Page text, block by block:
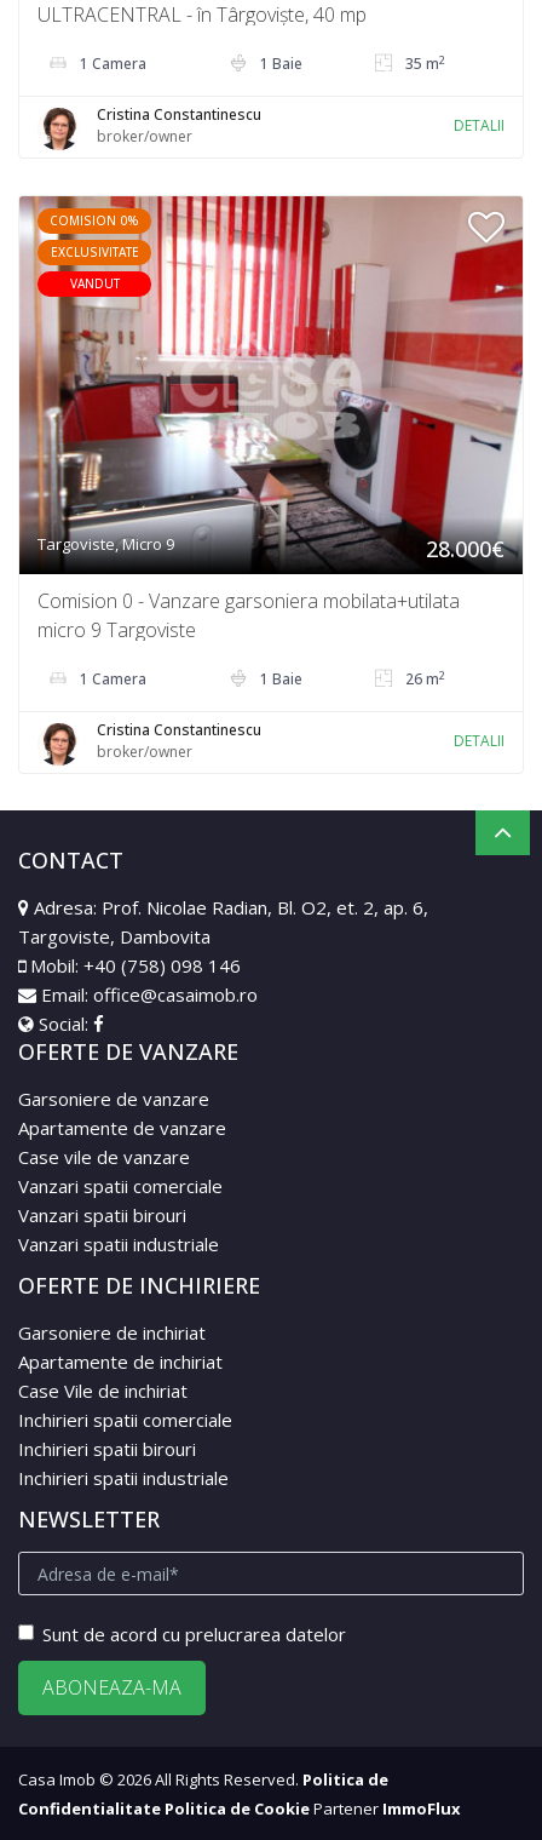
ULTRACENTRAL - în Târgoviște, 40 mp
1 Camera 1 Baie 35 m2
Cristina Constantinescu
broker/owner
DETALII
COMISION 0%
EXCLUSIVITATE
VANDUT
Targoviste, Micro 9 28.000€
Comision 0 - Vanzare garsoniera mobilata+utilata
micro 9 Targoviste
1 Camera 1 Baie 26 m2
Cristina Constantinescu
broker/owner
DETALII
CONTACT
Adresa: Prof. Nicolae Radian, Bl. O2, et. 2, ap. 6,
Targoviste, Dambovita
Mobil: +40 (758) 098 146
Email: office@casaimob.ro
Social:
OFERTE DE VANZARE
Garsoniere de vanzare
Apartamente de vanzare
Case vile de vanzare
Vanzari spatii comerciale
Vanzari spatii birouri
Vanzari spatii industriale
OFERTE DE INCHIRIERE
Garsoniere de inchiriat
Apartamente de inchiriat
Case Vile de inchiriat
Inchirieri spatii comerciale
Inchirieri spatii birouri
Inchirieri spatii industriale
NEWSLETTER
Sunt de acord cu prelucrarea datelor
Casa Imob © 2026 All Rights Reserved. Politica de
Confidentialitate Politica de CookiePartener ImmoFlux